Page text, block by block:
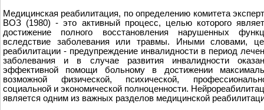
Медицинская реабилитация, по определению комитета
ВОЗ (1980) - это активный процесс, целью которого
достижение полного восстановления нарушенных
вследствие заболевания или травмы. Иными словами,
реабилитации - предупреждение инвалидности в период
заболевания и в случае развития инвалидности
эффективной помощи больному в достижении
возможной физической, психической,
социальной и экономической полноценности.
является одним из важных разделов медицинской